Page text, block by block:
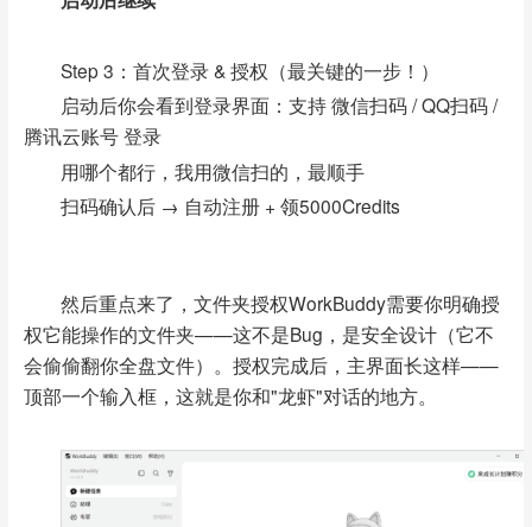
Step 3：首次登录 & 授权（最关键的一步！）
启动后你会看到登录界面：支持 微信扫码 / QQ扫码 /
腾讯云账号 登录
用哪个都行，我用微信扫的，最顺手
扫码确认后 → 自动注册 + 领5000Credits
然后重点来了，文件夹授权WorkBuddy需要你明确授
权它能操作的文件夹——这不是Bug，是安全设计（它不
会偷偷翻你全盘文件）。 授权完成后，主界面长这样——
顶部一个输入框，这就是你和"龙虾"对话的地方。